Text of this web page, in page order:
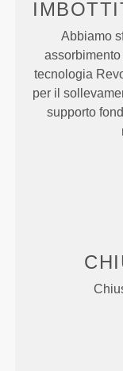
Abbiamo
tecnologia
per il
supporto